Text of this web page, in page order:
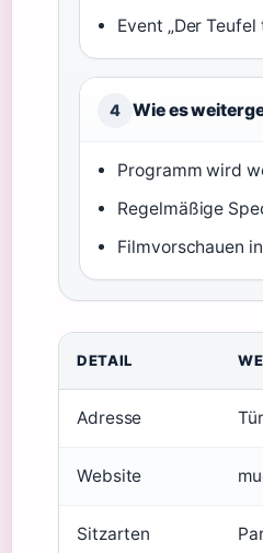
Event „Der
4 Wie es
Programm wird
Regelmäßige
Filmvorschauen
DETAIL
Adresse
Website
Sitzarten